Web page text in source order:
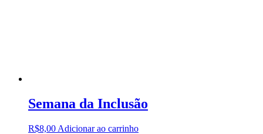
Semana da Inclusão
R$8,00 Adicionar ao carrinho